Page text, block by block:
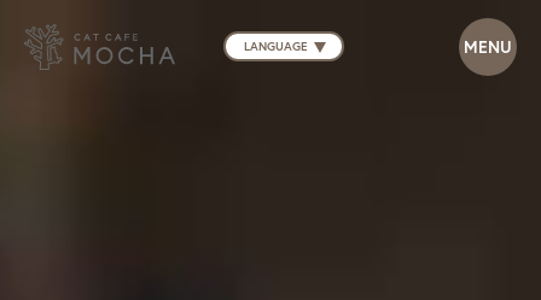
LANGUAGE